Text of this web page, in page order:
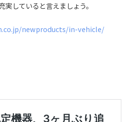
していると言えましょう。
newproducts/in-vehicle/